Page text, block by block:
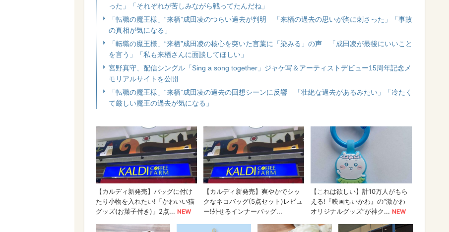
った」「それぞれが苦しみながら戦ってたんだね」
「転職の魔王様」“来栖”成田凌のつらい過去が判明 「来栖の過去の思いが胸に刺さった」「事故
の真相が気になる」
「転職の魔王様」“来栖”成田凌の核心を突いた言葉に「染みる」の声 「成田凌が最後にいいこと
を言う」「私も来栖さんに面談してほしい」
宮野真守、配信シングル「Sing a song together」ジャケ写＆アーティストデビュー15周年記念メ
モリアルサイトを公開
「転職の魔王様」“来栖”成田凌の過去の回想シーンに反響 「壮絶な過去があるみたい」「冷たく
て厳しい魔王の過去が気になる」